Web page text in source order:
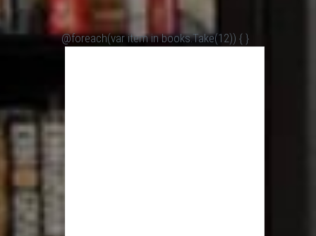
@foreach(var item in books.Take(12)) { }